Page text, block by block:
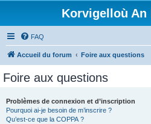
Korvigelloù An
FAQ
Accueil du forum Foire aux questions
Foire aux questions
Problèmes de connexion et d’inscription
Pourquoi ai-je besoin de m’inscrire ?
Qu’est-ce que la COPPA ?